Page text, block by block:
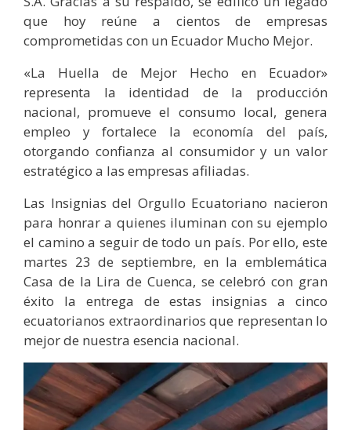
que hoy reúne a cientos de empresas
comprometidas con un Ecuador Mucho Mejor.
«La Huella de Mejor Hecho en Ecuador»
representa la identidad de la producción
nacional, promueve el consumo local, genera
empleo y fortalece la economía del país,
otorgando confianza al consumidor y un valor
estratégico a las empresas afiliadas.
Las Insignias del Orgullo Ecuatoriano nacieron
para honrar a quienes iluminan con su ejemplo
el camino a seguir de todo un país. Por ello, este
martes 23 de septiembre, en la emblemática
Casa de la Lira de Cuenca, se celebró con gran
éxito la entrega de estas insignias a cinco
ecuatorianos extraordinarios que representan lo
mejor de nuestra esencia nacional.